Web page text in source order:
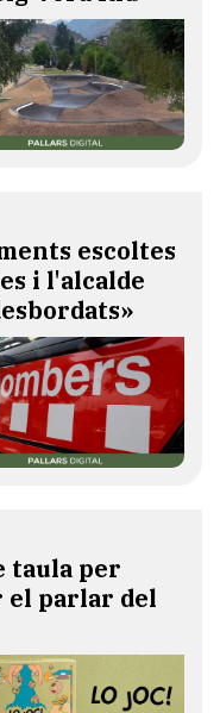
escoltes
i l'alcalde
taula per
parlar del